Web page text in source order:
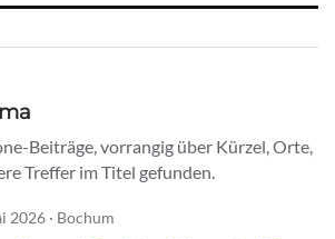
Beiträge, vorrangig über Kürzel, Orte,
Treffer im Titel gefunden.
2026 · Bochum